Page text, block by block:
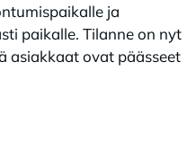
ja
paikalle. Tilanne on nyt
asiakkaat ovat päässeet